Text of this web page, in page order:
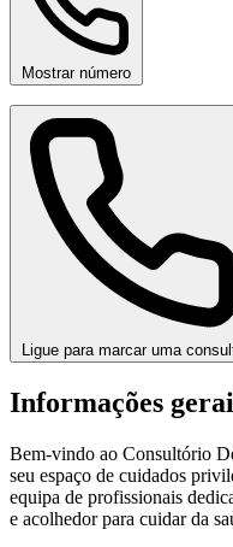
Mostrar número
Ligue para marcar uma
Informações
Bem-vindo ao Consultório
seu espaço de cuidados
equipa de profissionais
e acolhedor para cuidar da